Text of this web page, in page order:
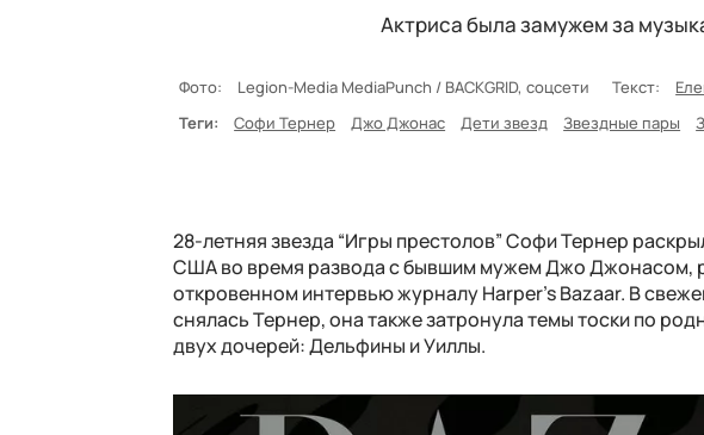
Актриса была замужем за
Фото: Legion-Media MediaPunch / BACKGRID, соцсети Текст:
Теги:
Софи Тернер Джо Джонас Дети звезд Звездные пары
28-летняя звезда “Игры престолов” Софи Тернер
США во время развода с бывшим мужем Джо Джонасом,
откровенном интервью журналу Harper's Bazaar. В
снялась Тернер, она также затронула темы тоски по
двух дочерей: Дельфины и Уиллы.